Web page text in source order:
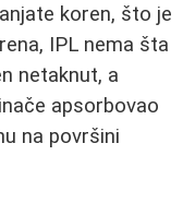
koren, što je
IPL nema šta
netaknut, a
apsorbovao
na površini